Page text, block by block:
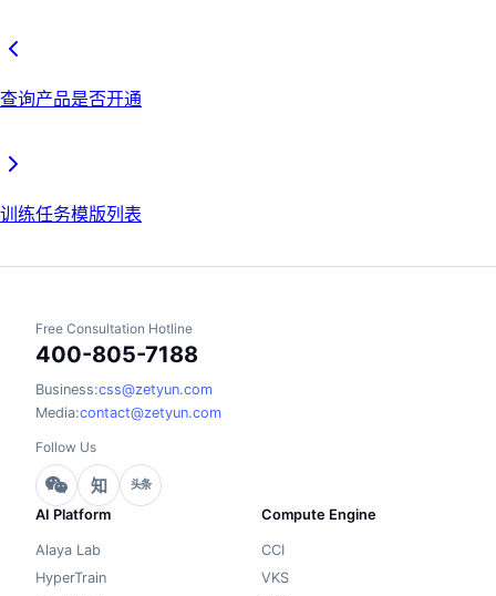
查询产品是否开通
训练任务模版列表
Free Consultation Hotline
400-805-7188
Business:css@zetyun.com
Media:contact@zetyun.com
Follow Us
知 头条
AI Platform
Alaya Lab
HyperTrain
Compute Engine
CCI
VKS